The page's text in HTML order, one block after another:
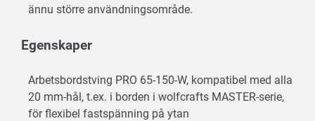
ännu större användningsområde.
Egenskaper
Arbetsbordstving PRO 65-150-W, kompatibel med alla
20 mm-hål, t.ex. i borden i wolfcrafts MASTER-serie,
för flexibel fastspänning på ytan